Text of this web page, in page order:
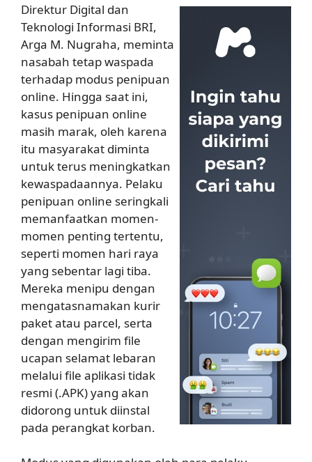
Direktur Digital dan
Teknologi Informasi BRI,
Arga M. Nugraha, meminta
nasabah tetap waspada
terhadap modus penipuan
online. Hingga saat ini,
kasus penipuan online
masih marak, oleh karena
itu masyarakat diminta
untuk terus meningkatkan
kewaspadaannya. Pelaku
penipuan online seringkali
memanfaatkan momen-
momen penting tertentu,
seperti momen hari raya
yang sebentar lagi tiba.
Mereka menipu dengan
mengatasnamakan kurir
paket atau parcel, serta
dengan mengirim file
ucapan selamat lebaran
melalui file aplikasi tidak
resmi (.APK) yang akan
didorong untuk diinstal
pada perangkat korban.